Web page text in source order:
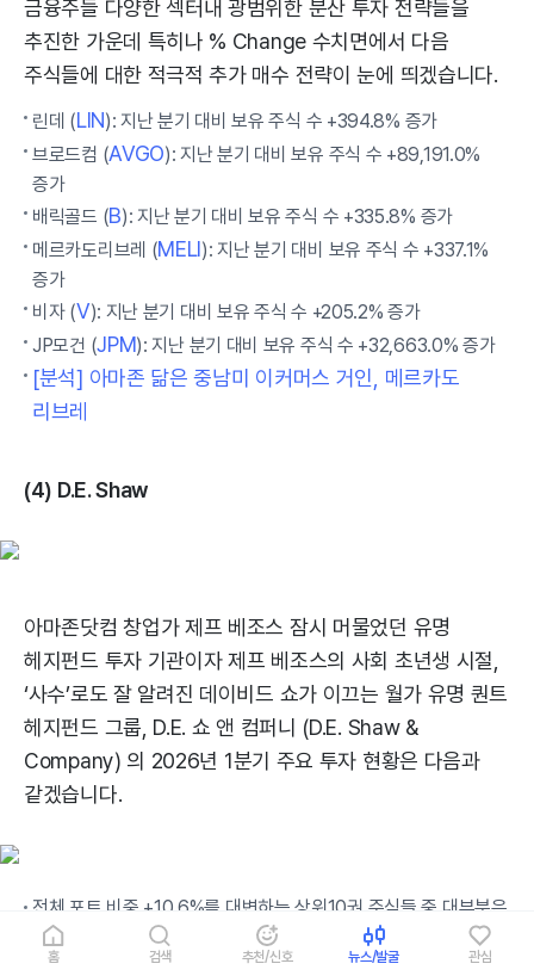
홈 검색 추천/신호 뉴스/발굴 관심
금융주들 다양한 섹터내 광범위한 분산 투자 전략들을
추진한 가운데 특히나 % Change 수치면에서 다음
주식들에 대한 적극적 추가 매수 전략이 눈에 띄겠습니다.
린데 (LIN): 지난 분기 대비 보유 주식 수 +394.8% 증가
브로드컴 (AVGO): 지난 분기 대비 보유 주식 수 +89,191.0%
증가
배릭골드 (B): 지난 분기 대비 보유 주식 수 +335.8% 증가
메르카도리브레 (MELI): 지난 분기 대비 보유 주식 수 +337.1%
증가
비자 (V): 지난 분기 대비 보유 주식 수 +205.2% 증가
JP모건 (JPM): 지난 분기 대비 보유 주식 수 +32,663.0% 증가
[분석] 아마존 닮은 중남미 이커머스 거인, 메르카도
리브레
(4) D.E. Shaw
아마존닷컴 창업가 제프 베조스 잠시 머물었던 유명
헤지펀드 투자 기관이자 제프 베조스의 사회 초년생 시절,
‘사수’로도 잘 알려진 데이비드 쇼가 이끄는 월가 유명 퀀트
헤지펀드 그룹, D.E. 쇼 앤 컴퍼니 (D.E. Shaw &
Company) 의 2026년 1분기 주요 투자 현황은 다음과
같겠습니다.
전체 포트 비중 +10.6%를 대변하는 상위10권 주식들 중 대부분은
IT 기술주들로 구성됩니다.
흥미로운 점은 기업 펀더멘털 실적 지표에 기반을 둔 버크셔